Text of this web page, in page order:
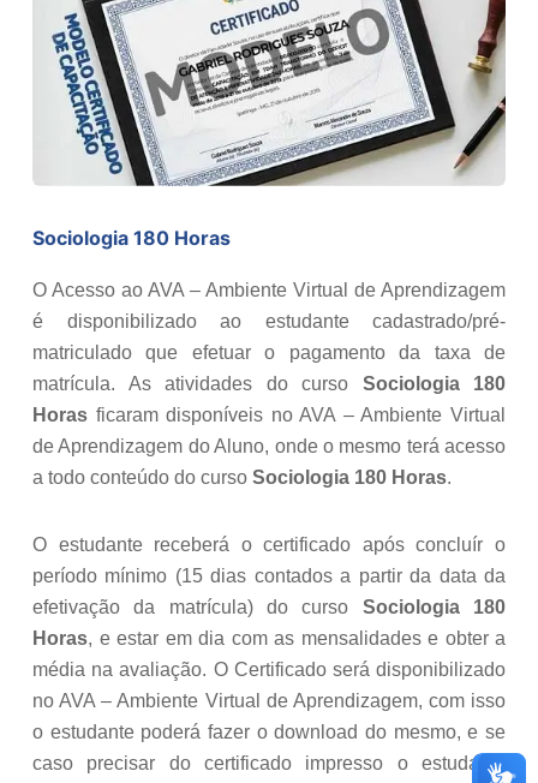
Sociologia 180 Horas
O Acesso ao AVA – Ambiente Virtual de Aprendizagem
é disponibilizado ao estudante cadastrado/pré-
matriculado que efetuar o pagamento da taxa de
matrícula. As atividades do curso Sociologia 180
Horas ficaram disponíveis no AVA – Ambiente Virtual
de Aprendizagem do Aluno, onde o mesmo terá acesso
a todo conteúdo do curso Sociologia 180 Horas.
O estudante receberá o certificado após concluír o
período mínimo (15 dias contados a partir da data da
efetivação da matrícula) do curso Sociologia 180
Horas, e estar em dia com as mensalidades e obter a
média na avaliação. O Certificado será disponibilizado
no AVA – Ambiente Virtual de Aprendizagem, com isso
o estudante poderá fazer o download do mesmo, e se
caso precisar do certificado impresso o estudante